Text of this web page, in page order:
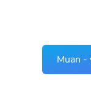
Muan -